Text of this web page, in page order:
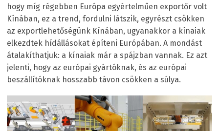
hogy míg régebben Európa egyértelműen exportőr volt
Kínában, ez a trend, fordulni látszik, egyrészt csökken
az exportlehetőségünk Kínában, ugyanakkor a kínaiak
elkezdtek hídállásokat építeni Európában. A mondást
átalakíthatjuk: a kínaiak már a spájzban vannak. Ez azt
jelenti, hogy az európai gyártóknak, és az európai
beszállítóknak hosszabb távon csökken a súlya.